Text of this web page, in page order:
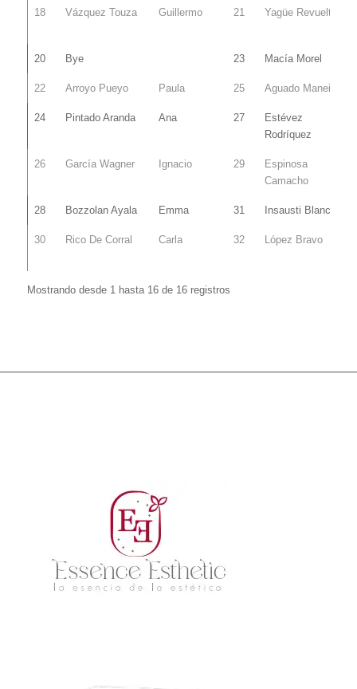
18 Vázquez Touza Guillermo 21 Yagüe Revuelta
20 Bye 23 Macía Morel
22 Arroyo Pueyo Paula 25 Aguado Maneiro
24 Pintado Aranda Ana 27
Estévez
Rodríquez
26 García Wagner Ignacio 29
Espinosa
Camacho
28 Bozzolan Ayala Emma 31 Insausti Blanco
30 Rico De Corral Carla 32 López Bravo
Mostrando desde 1 hasta 16 de 16 registros